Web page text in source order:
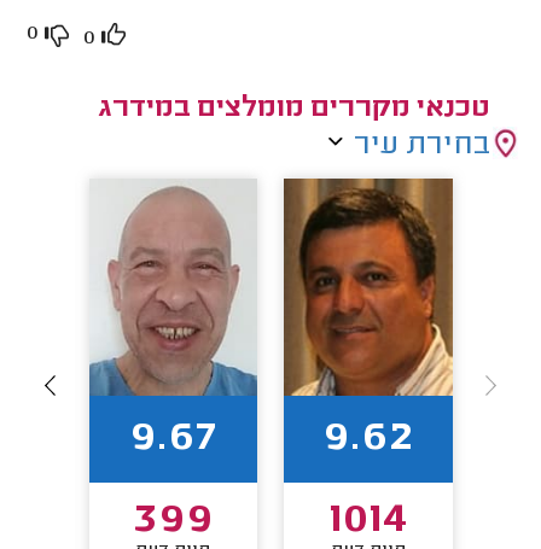
0
0
טכנאי מקררים מומלצים במידרג
בחירת עיר
9.62
1014
9.67
399